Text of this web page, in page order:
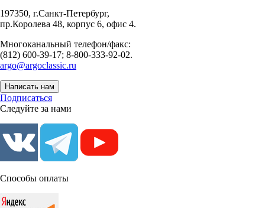
197350, г.Санкт-Петербург,
пр.Королева 48, корпус 6, офис 4.
Многоканальный телефон/факс:
(812) 600-39-17; 8-800-333-92-02.
argo@argoclassic.ru
Написать нам
Подписаться
Следуйте за нами
Способы оплаты